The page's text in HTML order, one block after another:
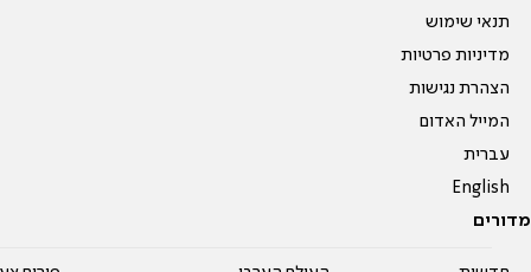
תנאי שימוש
מדיניות פרטיות
הצהרת נגישות
המייל האדום
עברית
English
מדורים